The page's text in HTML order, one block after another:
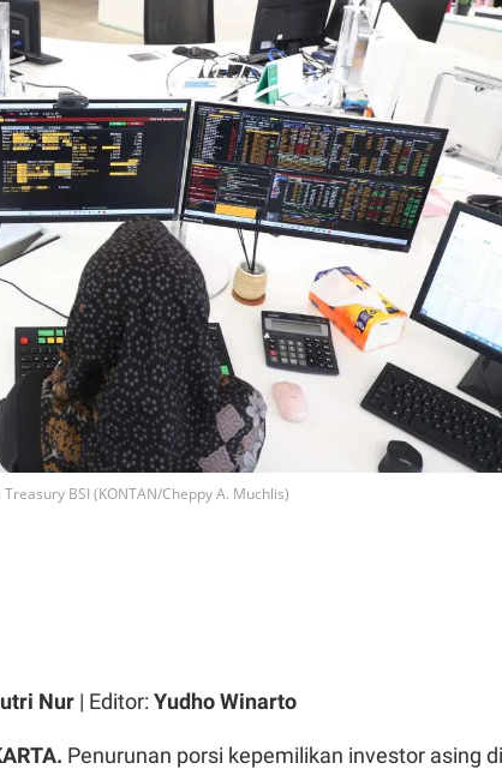
BSI (KONTAN/Cheppy A. Muchlis)
Nur | Editor: Yudho Winarto
Penurunan porsi kepemilikan investor asing di